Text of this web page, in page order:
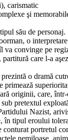
carismatic
şi
său de personaj.
o
convinge pe
care l-a
o dramă
originii, care,
pretextul
Nazist,
tipul eroului
portretul
nemiloase,